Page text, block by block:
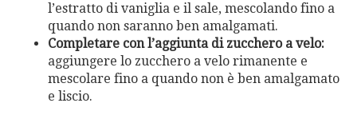
l’estratto di vaniglia e il sale, mescolando fino a
quando non saranno ben amalgamati.
Completare con l’aggiunta di zucchero a velo:
aggiungere lo zucchero a velo rimanente e
mescolare fino a quando non è ben amalgamato
e liscio.